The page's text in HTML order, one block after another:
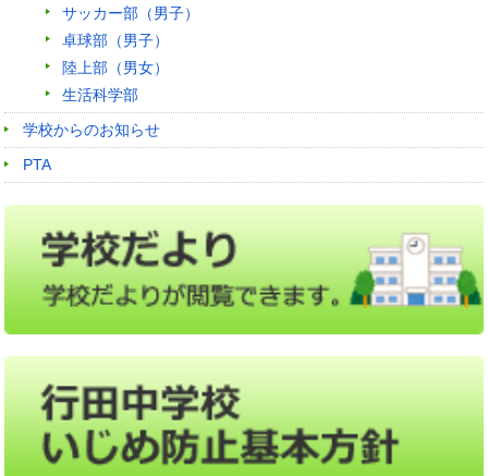
サッカー部（男子）
卓球部（男子）
陸上部（男女）
生活科学部
学校からのお知らせ
PTA